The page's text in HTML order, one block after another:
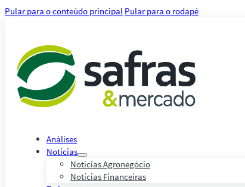
Pular para o conteúdo principal Pular para o rodapé
Análises
Notícias
Notícias Agronegócio
Notícias Financeiras